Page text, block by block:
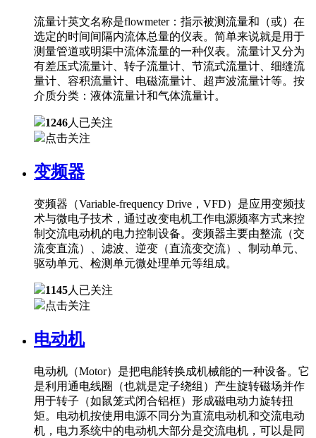
流量计英文名称是flowmeter：指示被测流量和（或）在
选定的时间间隔内流体总量的仪表。简单来说就是用于
测量管道或明渠中流体流量的一种仪表。流量计又分为
有差压式流量计、转子流量计、节流式流量计、细缝流
量计、容积流量计、电磁流量计、超声波流量计等。按
介质分类：液体流量计和气体流量计。
1246人已关注
点击关注
变频器
变频器（Variable-frequency Drive，VFD）是应用变频技
术与微电子技术，通过改变电机工作电源频率方式来控
制交流电动机的电力控制设备。变频器主要由整流（交
流变直流）、滤波、逆变（直流变交流）、制动单元、
驱动单元、检测单元微处理单元等组成。
1145人已关注
点击关注
电动机
电动机（Motor）是把电能转换成机械能的一种设备。它
是利用通电线圈（也就是定子绕组）产生旋转磁场并作
用于转子（如鼠笼式闭合铝框）形成磁电动力旋转扭
矩。电动机按使用电源不同分为直流电动机和交流电动
机，电力系统中的电动机大部分是交流电机，可以是同